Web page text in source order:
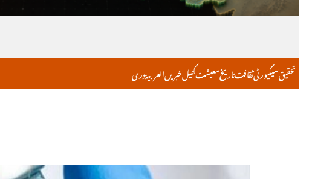
خبریںکھیلمعیشتتاریخثقافتسیکیورٹیتحقیق دریالعربية